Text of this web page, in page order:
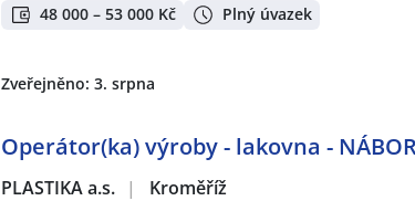
48 000 – 53 000 Kč Plný úvazek
Zveřejněno: 3. srpna
Operátor(ka) výroby - lakovna -
PLASTIKA a.s. | Kroměříž